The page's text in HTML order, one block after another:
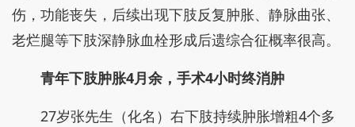
伤，功能丧失，后续出现下肢反复肿胀、静脉曲张、
老烂腿等下肢深静脉血栓形成后遗综合征概率很高。
青年下肢肿胀4月余，手术4小时终消肿
27岁张先生（化名）右下肢持续肿胀增粗4个多